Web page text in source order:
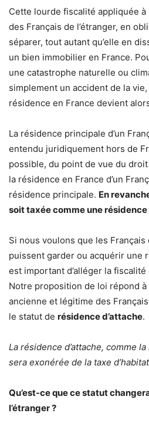
Cette lourde fiscalité appliquée
des Français de l’étranger, en
séparer, tout autant qu’elle en
un bien immobilier en France.
une catastrophe naturelle ou
simplement un accident de la
résidence en France devient
La résidence principale d’un
entendu juridiquement hors de
possible, du point de vue du
la résidence en France d’un
résidence principale. En
soit taxée comme une
Si nous voulons que les
puissent garder ou acquérir une
est important d’alléger la fiscalité
Notre proposition de loi répond
ancienne et légitime des
le statut de résidence d’attache.
La résidence d’attache, comme
sera exonérée de la taxe
Qu’est-ce que ce statut
l’étranger ?